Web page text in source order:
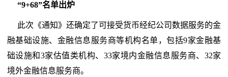
“9+68”名单出炉
此次《通知》还确定了可接受货币经纪公司数据服务的金
融基础设施、金融信息服务商等机构名单，包括9家金融基
础设施和3家估值类机构、33家境内金融信息服务商、32家
境外金融信息服务商。